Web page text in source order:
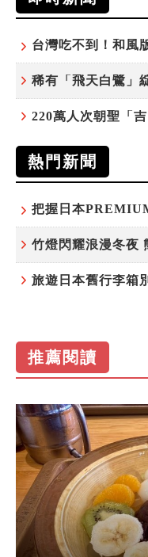
熱門新聞
竹燈閃耀浪漫冬夜
旅遊日本舊行李箱
推薦閱讀